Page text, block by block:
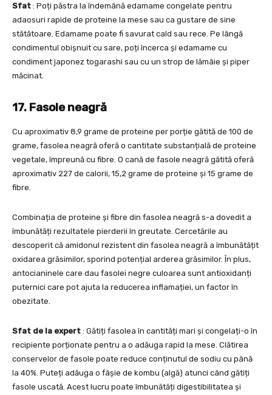
Sfat : Poți păstra la îndemână edamame congelate pentru
adaosuri rapide de proteine la mese sau ca gustare de sine
stătătoare. Edamame poate fi savurat cald sau rece. Pe lângă
condimentul obișnuit cu sare, poți încerca și edamame cu
condiment japonez togarashi sau cu un strop de lămâie și piper
măcinat.
17. Fasole neagră
Cu aproximativ 8,9 grame de proteine per porție gătită de 100 de
grame, fasolea neagră oferă o cantitate substanțială de proteine
vegetale, împreună cu fibre. O cană de fasole neagră gătită oferă
aproximativ 227 de calorii, 15,2 grame de proteine și 15 grame de
fibre.
Combinația de proteine și fibre din fasolea neagră s-a dovedit a
îmbunătăți rezultatele pierderii în greutate. Cercetările au
descoperit că amidonul rezistent din fasolea neagră a îmbunătățit
oxidarea grăsimilor, sporind potențial arderea grăsimilor. În plus,
antocianinele care dau fasolei negre culoarea sunt antioxidanți
puternici care pot ajuta la reducerea inflamației, un factor în
obezitate.
Sfat de la expert : Gătiți fasolea în cantități mari și congelați-o în
recipiente porționate pentru a o adăuga rapid la mese. Clătirea
conservelor de fasole poate reduce conținutul de sodiu cu până
la 40%. Puteți adăuga o fâșie de kombu (algă) atunci când gătiți
fasole uscată. Acest lucru poate îmbunătăți digestibilitatea și